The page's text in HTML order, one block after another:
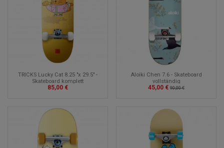
TRICKS Lucky Cat 8.25 "x 29.5" -
Skateboard komplett
85,00 €
Aloiki Chen 7.6 - Skateboard
vollständig
45,00 € 90,00 €